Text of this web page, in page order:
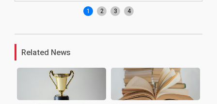
1 2 3 4
Related News